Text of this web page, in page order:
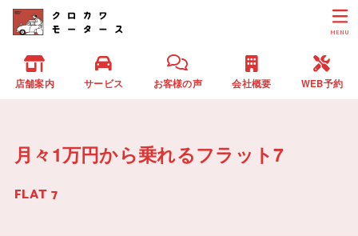
店舗案内 サービス お客様の声 会社概要 WEB予約
MENU
月々1万円から乗れるフラット7
FLAT 7